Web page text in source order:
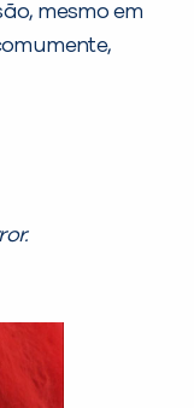
mesmo em
que